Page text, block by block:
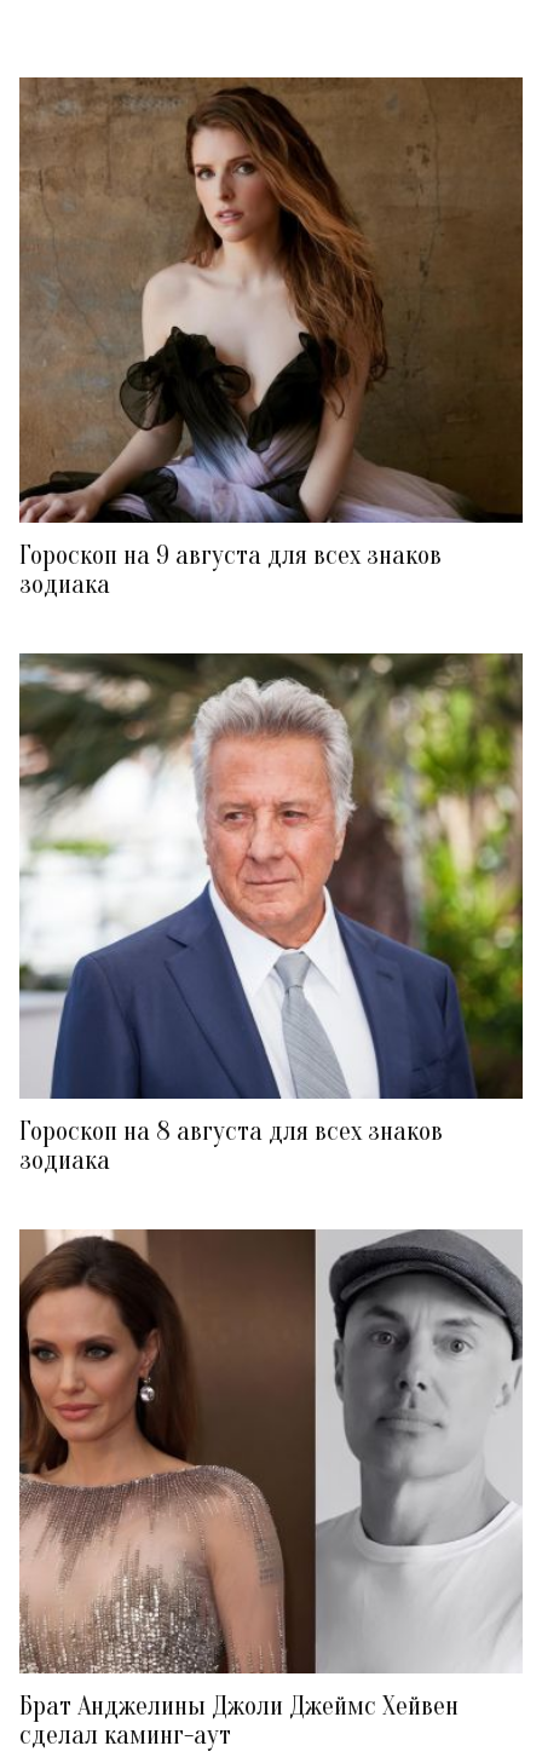
Гороскоп на 9 августа для всех знаков
зодиака
Гороскоп на 8 августа для всех знаков
зодиака
Брат Анджелины Джоли Джеймс Хейвен
сделал каминг-аут